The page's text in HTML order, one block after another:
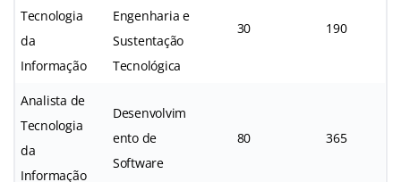
Tecnologia
da
Informação
Engenharia e
Sustentação
Tecnológica
30 190
Analista de
Tecnologia
da
Informação
Desenvolvim
ento de
Software
80 365